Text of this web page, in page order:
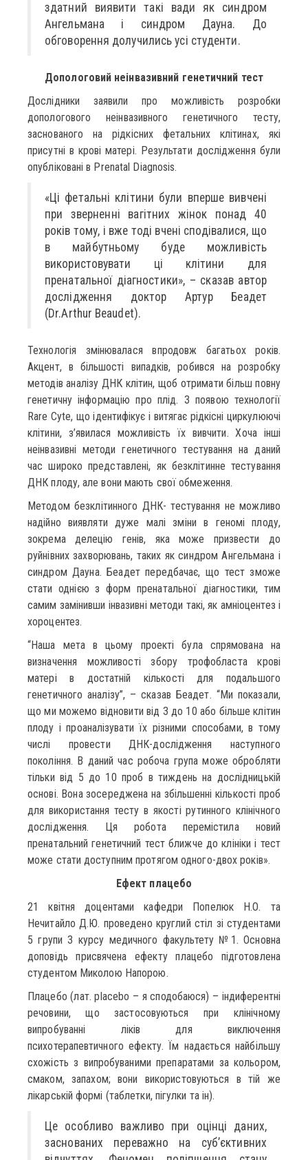
здатний виявити такі вади як синдром
Ангельмана і синдром Дауна. До
обговорення долучились усі студенти.
Допологовий неінвазивний генетичний тест
Дослідники заявили про можливість розробки
допологового неінвазивного генетичного тесту,
заснованого на рідкісних фетальних клітинах, які
присутні в крові матері. Результати дослідження були
опубліковані в Prenatal Diagnosis.
«Ці фетальні клітини були вперше вивчені
при зверненні вагітних жінок понад 40
років тому, і вже тоді вчені сподівалися, що
в майбутньому буде можливість
використовувати ці клітини для
пренатальної діагностики», – сказав автор
дослідження доктор Артур Беадет
(Dr.Arthur Beaudet).
Технологія змінювалася впродовж багатьох років.
Акцент, в більшості випадків, робився на розробку
методів аналізу ДНК клітин, щоб отримати більш повну
генетичну інформацію про плід. З появою технології
Rare Cyte, що ідентифікує і витягає рідкісні циркулюючі
клітини, з’явилася можливість їх вивчити. Хоча інші
неінвазивні методи генетичного тестування на даний
час широко представлені, як безклітинне тестування
ДНК плоду, але вони мають свої обмеження.
Методом безклітинного ДНК- тестування не можливо
надійно виявляти дуже малі зміни в геномі плоду,
зокрема делецію генів, яка може призвести до
руйнівних захворювань, таких як синдром Ангельмана і
синдром Дауна. Беадет передбачає, що тест зможе
стати однією з форм пренатальної діагностики, тим
самим замінивши інвазивні методи такі, як амніоцентез і
хороцентез.
“Наша мета в цьому проекті була спрямована на
визначення можливості збору трофобласта крові
матері в достатній кількості для подальшого
генетичного аналізу”, – сказав Беадет. “Ми показали,
що ми можемо відновити від 3 до 10 або більше клітин
плоду і проаналізувати їх різними способами, в тому
числі провести ДНК-дослідження наступного
покоління. В даний час робоча група може обробляти
тільки від 5 до 10 проб в тиждень на дослідницькій
основі. Вона зосереджена на збільшенні кількості проб
для використання тесту в якості рутинного клінічного
дослідження. Ця робота перемістила новий
пренатальний генетичний тест ближче до клініки і тест
може стати доступним протягом одного-двох років».
Ефект плацебо
21 квітня доцентами кафедри Попелюк Н.О. та
Нечитайло Д.Ю. проведено круглий стіл зі студентами
5 групи 3 курсу медичного факультету №1. Основна
доповідь присвячена ефекту плацебо підготовлена
студентом Миколою Напорою.
Плацебо (лат. placebo – я сподобаюся) – індиферентні
речовини, що застосовуються при клінічному
випробуванні ліків для виключення
психотерапевтичного ефекту. Їм надається найбільшу
схожість з випробуваними препаратами за кольором,
смаком, запахом; вони використовуються в тій же
лікарській формі (таблетки, пігулки та ін).
Це особливо важливо при оцінці даних,
заснованих переважно на суб’єктивних